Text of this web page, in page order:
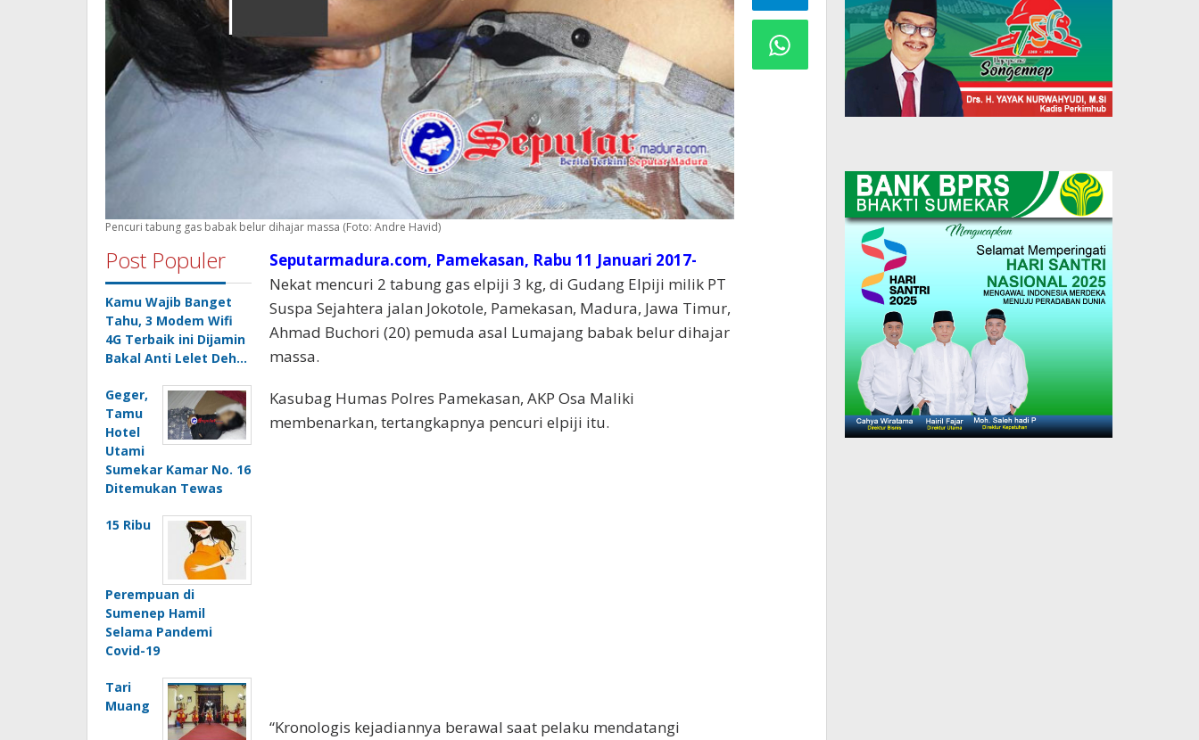
Pencuri tabung gas babak belur dihajar massa (Foto: Andre Havid)
Post Populer
Kamu Wajib Banget
Tahu, 3 Modem Wifi
4G Terbaik ini Dijamin
Bakal Anti Lelet Deh…
Geger,
Tamu
Hotel
Utami
Sumekar Kamar No. 16
Ditemukan Tewas
15 Ribu
Perempuan di
Sumenep Hamil
Selama Pandemi
Covid-19
Tari
Muang
Seputarmadura.com, Pamekasan, Rabu 11 Januari 2017-
Nekat mencuri 2 tabung gas elpiji 3 kg, di Gudang Elpiji milik PT
Suspa Sejahtera jalan Jokotole, Pamekasan, Madura, Jawa Timur,
Ahmad Buchori (20) pemuda asal Lumajang babak belur dihajar
massa.
Kasubag Humas Polres Pamekasan, AKP Osa Maliki
membenarkan, tertangkapnya pencuri elpiji itu.
“Kronologis kejadiannya berawal saat pelaku mendatangi